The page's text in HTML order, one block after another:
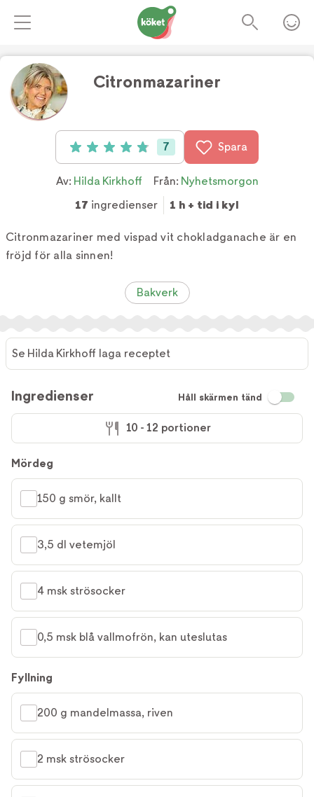
Citronmazariner
Betyg: 4.9 av 5 (7 röster)
7 Spara
Av: Hilda Kirkhoff Från: Nyhetsmorgon
17 ingredienser 1 h + tid i kyl
Citronmazariner med vispad vit chokladganache är en
fröjd för alla sinnen!
Bakverk
Se Hilda Kirkhoff laga receptet
Ingredienser Håll skärmen tänd
10 - 12 portioner
Mördeg
150 g smör, kallt
3,5 dl vetemjöl
4 msk strösocker
0,5 msk blå vallmofrön, kan uteslutas
Fyllning
200 g mandelmassa, riven
2 msk strösocker